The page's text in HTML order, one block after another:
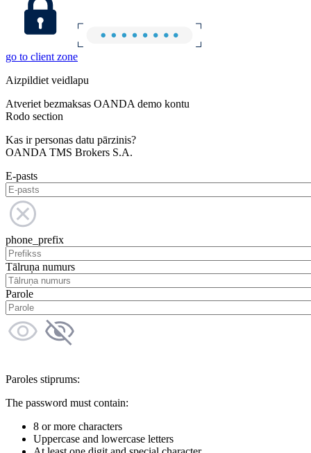
go to client zone
Aizpildiet veidlapu
Atveriet bezmaksas OANDA demo kontu
Rodo section
Kas ir personas datu pārzinis?
OANDA TMS Brokers S.A.
E-pasts
phone_prefix
Tālruņa numurs
Parole
Paroles stiprums:
The password must contain:
8 or more characters
Uppercase and lowercase letters